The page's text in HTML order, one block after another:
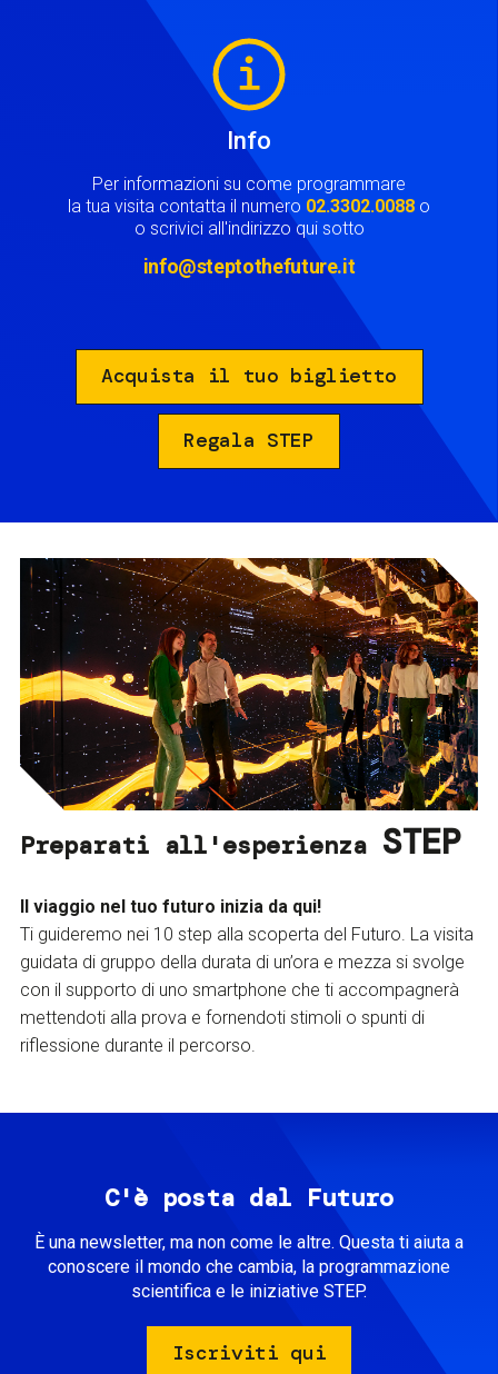
Info
Per informazioni su come programmare
la tua visita contatta il numero 02.3302.0088 o
o scrivici all'indirizzo qui sotto
info@steptothefuture.it
Acquista il tuo biglietto
Regala STEP
Preparati all'esperienza STEP
Il viaggio nel tuo futuro inizia da qui!
Ti guideremo nei 10 step alla scoperta del Futuro. La visita
guidata di gruppo della durata di un’ora e mezza si svolge
con il supporto di uno smartphone che ti accompagnerà
mettendoti alla prova e fornendoti stimoli o spunti di
riflessione durante il percorso.
C'è posta dal Futuro
È una newsletter, ma non come le altre. Questa ti aiuta a
conoscere il mondo che cambia, la programmazione
scientifica e le iniziative STEP.
Iscriviti qui